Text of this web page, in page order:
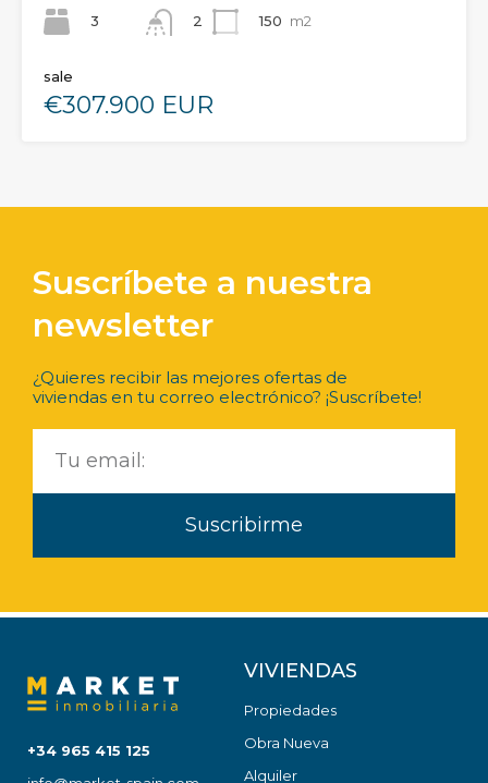
3
2
150 m2
sale
€307.900 EUR
Suscríbete a nuestra
newsletter
¿Quieres recibir las mejores ofertas de
viviendas en tu correo electrónico? ¡Suscríbete!
Suscribirme
+34 965 415 125
VIVIENDAS
Propiedades
Obra Nueva
Alquiler